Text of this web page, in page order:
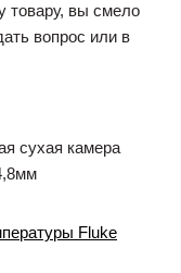
товару, вы смело
вопрос или в
сухая камера
Fluke